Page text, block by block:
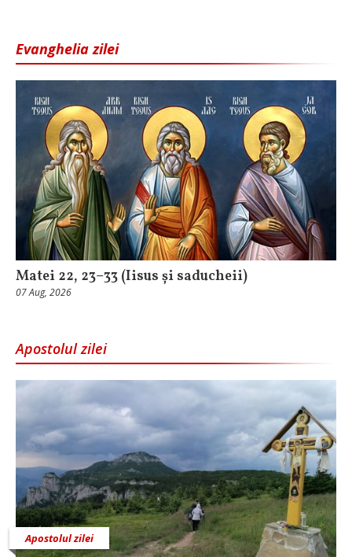
Evanghelia zilei
Matei 22, 23–33 (Iisus și saducheii)
07 Aug, 2026
Apostolul zilei
Apostolul zilei